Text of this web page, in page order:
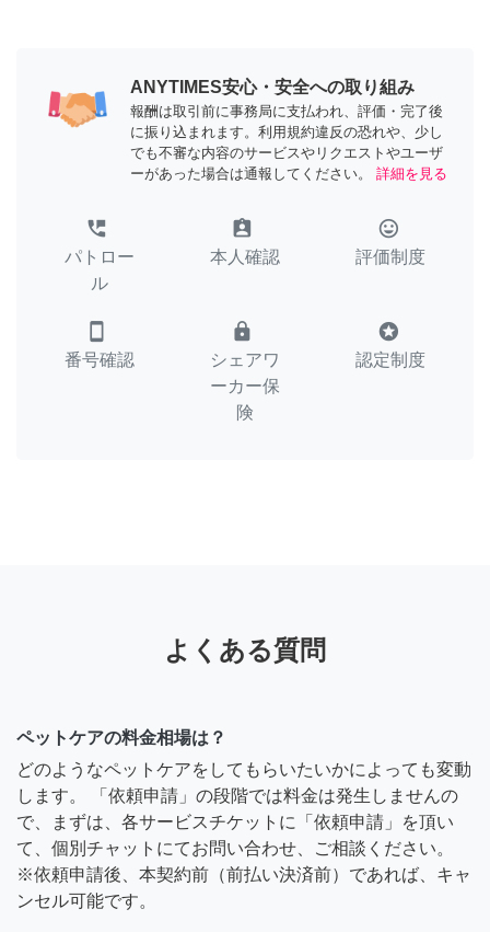
ANYTIMES安心・安全への取り組み
報酬は取引前に事務局に支払われ、評価・完了後
に振り込まれます。利用規約違反の恐れや、少し
でも不審な内容のサービスやリクエストやユーザ
ーがあった場合は通報してください。
詳細を見る
perm_phone_msg
パトロー
ル
assignment_ind
本人確認
tag_faces
評価制度
smartphone
番号確認
lock
シェアワ
ーカー保
険
stars
認定制度
よくある質問
ペットケアの料金相場は？
どのようなペットケアをしてもらいたいかによっても変動
します。 「依頼申請」の段階では料金は発生しませんの
で、まずは、各サービスチケットに「依頼申請」を頂い
て、個別チャットにてお問い合わせ、ご相談ください。
※依頼申請後、本契約前（前払い決済前）であれば、キャ
ンセル可能です。